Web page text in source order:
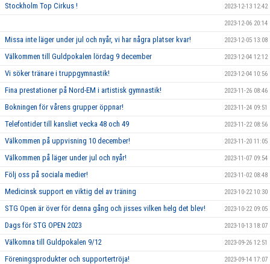
Stockholm Top Cirkus ! 2023-12-13 12:42
2023-12-06 20:14
Missa inte läger under jul och nyår, vi har några platser kvar! 2023-12-05 13:08
Välkommen till Guldpokalen lördag 9 december 2023-12-04 12:12
Vi söker tränare i truppgymnastik! 2023-12-04 10:56
Fina prestationer på Nord-EM i artistisk gymnastik! 2023-11-26 08:46
Bokningen för vårens grupper öppnar! 2023-11-24 09:51
Telefontider till kansliet vecka 48 och 49 2023-11-22 08:56
Välkommen på uppvisning 10 december! 2023-11-20 11:05
Välkommen på läger under jul och nyår! 2023-11-07 09:54
Följ oss på sociala medier! 2023-11-02 08:48
Medicinsk support en viktig del av träning 2023-10-22 10:30
STG Open är över för denna gång och jisses vilken helg det blev! 2023-10-22 09:05
Dags för STG OPEN 2023 2023-10-13 18:07
Välkomna till Guldpokalen 9/12 2023-09-26 12:51
Föreningsprodukter och supportertröja! 2023-09-14 17:07